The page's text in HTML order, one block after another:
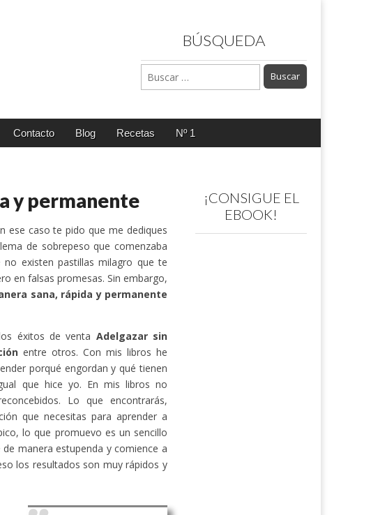
BÚSQUEDA
Buscar:
Contacto Blog Recetas Nº 1
y permanente
ese caso te pido que me dediques
de sobrepeso que comenzaba
existen pastillas milagro que te
en falsas promesas. Sin embargo,
sana, rápida y permanente
éxitos de venta Adelgazar sin
entre otros. Con mis libros he
porqué engordan y qué tienen
que hice yo. En mis libros no
Lo que encontrarás,
que necesitas para aprender a
lo que promuevo es un sencillo
manera estupenda y comience a
los resultados son muy rápidos y
¡CONSIGUE EL
EBOOK!